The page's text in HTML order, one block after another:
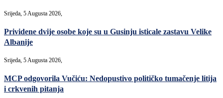
Srijeda, 5 Augusta 2026,
Prividene dvije osobe koje su u Gusinju isticale zastavu Velike
Albanije
Srijeda, 5 Augusta 2026,
MCP odgovorila Vučiću: Nedopustivo političko tumačenje litija
i crkvenih pitanja